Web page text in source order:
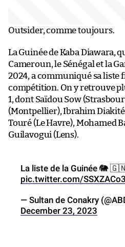
Outsider, comme toujours.
La Guinée de Kaba Diawara,
Cameroun, le Sénégal et la
2024, a communiqué sa liste
compétition. On y retrouve
1, dont Saïdou Sow
(Montpellier), Ibrahim Diakité
Touré (Le Havre), Mohamed
Guilavogui (Lens).
La liste de la Guinée 🐘
pic.twitter.com/
— Sultan de Conakry
December 23, 2023